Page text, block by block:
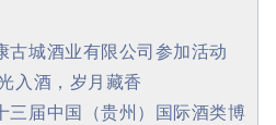
古城酒业有限公司参加活动
入酒，岁月藏香
三届中国（贵州）国际酒类博